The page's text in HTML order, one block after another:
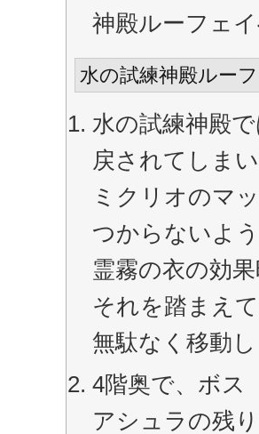
神殿ルーフェ
水の試練神殿ルー
水の試練神殿
戻されてしま
ミクリオのマ
つからないよ
霊霧の衣の効
それを踏まえ
無駄なく移動
4階奥で、ボス
アシュラの残